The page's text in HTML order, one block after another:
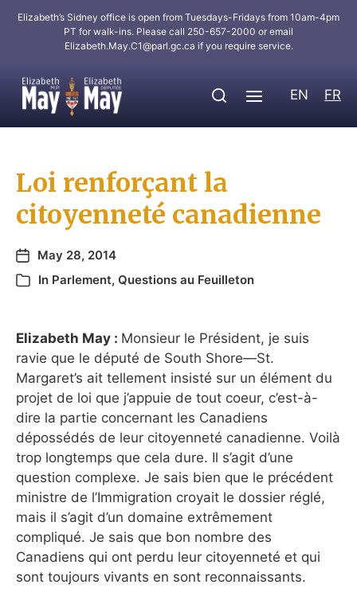
Elizabeth’s Sidney office is open from Tuesdays-Fridays from 10am-4pm
PT for walk-ins. Please call 250-657-2000 or email
Elizabeth.May.C1@parl.gc.ca if you require service.
EN FR
Loi renforçant la
citoyenneté canadienne
May 28, 2014
In Parlement, Questions au Feuilleton
Elizabeth May : Monsieur le Président, je suis
ravie que le député de South Shore—St.
Margaret’s ait tellement insisté sur un élément du
projet de loi que j’appuie de tout coeur, c’est-à-
dire la partie concernant les Canadiens
dépossédés de leur citoyenneté canadienne. Voilà
trop longtemps que cela dure. Il s’agit d’une
question complexe. Je sais bien que le précédent
ministre de l’Immigration croyait le dossier réglé,
mais il s’agit d’un domaine extrêmement
compliqué. Je sais que bon nombre des
Canadiens qui ont perdu leur citoyenneté et qui
sont toujours vivants en sont reconnaissants.